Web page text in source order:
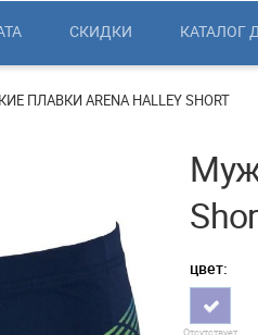
СКИДКИ КАТАЛОГ
ПЛАВКИ ARENA HALLEY SHORT
цвет: